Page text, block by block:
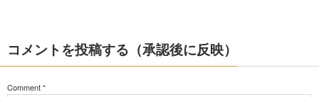
コメントを投稿する（承認後に反映）
Comment*